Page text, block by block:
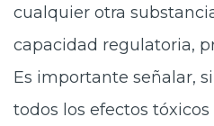
cualquier otra
capacidad regulatoria,
Es importante señalar,
todos los efectos